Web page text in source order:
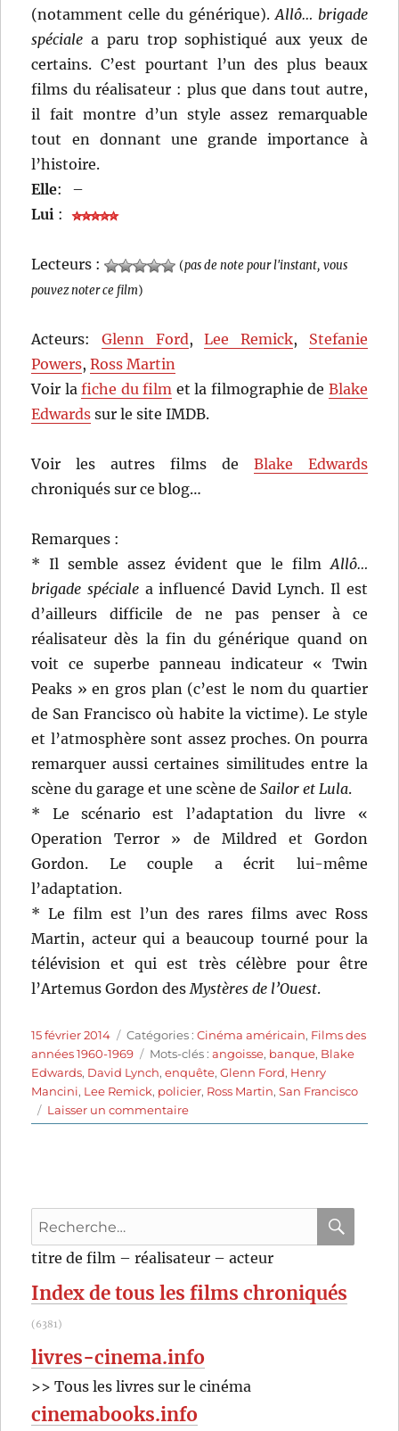
(notamment celle du générique).Allô… brigade
spéciale a paru trop sophistiqué aux yeux de
certains. C’est pourtant l’un des plus beaux
films du réalisateur : plus que dans tout autre,
il fait montre d’un style assez remarquable
tout en donnant une grande importance à
l’histoire.
Elle:
–
Lui :
Lecteurs : (pas de note pour l'instant, vous
pouvez noter ce film)
Acteurs: Glenn Ford,Lee Remick, Stefanie
Powers,Ross Martin
Voir lafiche du film et la filmographie de Blake
Edwards sur le site IMDB.
Voir les autres films de Blake Edwards
chroniqués sur ce blog…
Remarques :
* Il semble assez évident que le filmAllô…
brigade spécialea influencé David Lynch. Il est
d’ailleurs difficile de ne pas penser à ce
réalisateur dès la fin du générique quand on
voit ce superbe panneau indicateur « Twin
Peaks » en gros plan (c’est le nom du quartier
de San Francisco où habite la victime). Le style
et l’atmosphère sont assez proches. On pourra
remarquer aussi certaines similitudes entre la
scène du garage et une scène deSailor et Lula.
* Le scénario est l’adaptation du livre «
Operation Terror » de Mildred et Gordon
Gordon. Le couple a écrit lui-même
l’adaptation.
* Le film est l’un des rares films avec Ross
Martin, acteur qui a beaucoup tourné pour la
télévision et qui est très célèbre pour être
l’Artemus Gordon desMystères de l’Ouest.
Publié
le
15 février 2014 Catégories
Catégories :Cinéma américain, Films des
années 1960-1969
Étiquettes
Mots-clés :angoisse, banque, Blake
Edwards, David Lynch,enquête,Glenn Ford, Henry
Mancini, Lee Remick, policier, Ross Martin,San Francisco
Laisser un commentairesur
Allô…
Recherche
pour
titre de film – réalisateur – acteur
Index de tous les films chroniqués
(6381)
livres-cinema.info
>> Tous les livres sur le cinéma
cinemabooks.info